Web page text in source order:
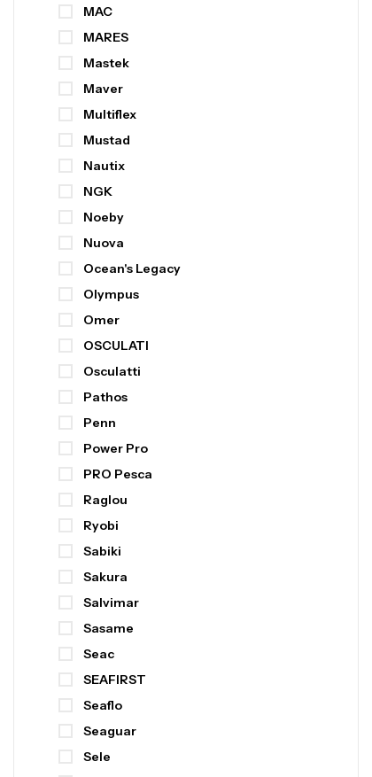
MAC
MARES
Mastek
Maver
Multiflex
Mustad
Nautix
NGK
Noeby
Nuova
Ocean's Legacy
Olympus
Omer
OSCULATI
Osculatti
Pathos
Penn
Power Pro
PRO Pesca
Raglou
Ryobi
Sabiki
Sakura
Salvimar
Sasame
Seac
SEAFIRST
Seaflo
Seaguar
Sele